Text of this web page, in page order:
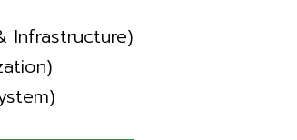
Infrastructure)